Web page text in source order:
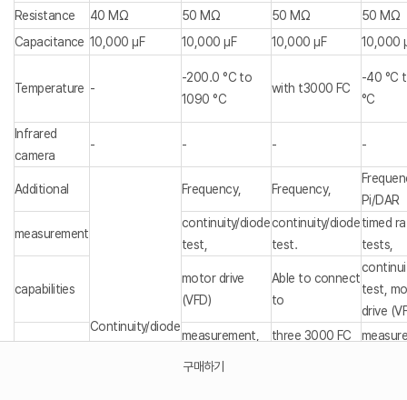
구매하기
Resistance 40 MΩ 50 MΩ 50 MΩ
50 MΩ
Capacitance 10,000 μF 10,000 μF 10,000 μF 10,000
Temperature -
-200.0 °C to
1090 °C
with t3000 FC
-40 °C
°C
Infrared
camera
- - - -
Additional
Continuity/diode
Frequency, Frequency,
Pi/DAR
measurement
continuity/diode
test,
continuity/diode
test.
timed
tests,
capabilities
motor drive
(VFD)
Able to connect
to
test,
drive
measurement,
three 3000 FC
duty cycle,